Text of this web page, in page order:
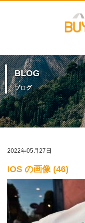
BLOG
ブログ
2022年05月27日
iOS の画像 (46)